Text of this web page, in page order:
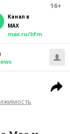
16+
Канал в
MAX
max.ru/bfm